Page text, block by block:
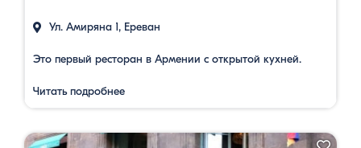
Ул. Амиряна 1, Ереван
Это первый ресторан в Армении с открытой кухней.
Читать подробнее